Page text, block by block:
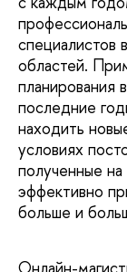
специалистов
областей.
планирования
последние
находить
условиях
полученные
эффективно
больше и